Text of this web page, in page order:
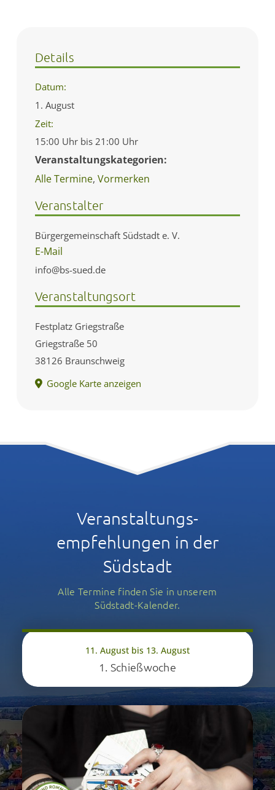
Details
Datum:
1. August
Zeit:
15:00 Uhr bis 21:00 Uhr
Veranstaltungskategorien:
Alle Termine, Vormerken
Veranstaltungsort
Festplatz Griegstraße
Griegstraße 50
38126 Braunschweig
Google Karte anzeigen
Veranstalter
Bürgergemeinschaft Südstadt e. V.
E-Mail
info@bs-sued.de
Veranstaltungs­
empfehlungen in der
Südstadt
Alle Termine finden Sie in unserem
Südstadt-Kalender.
11. August bis 13. August
1. Schießwoche